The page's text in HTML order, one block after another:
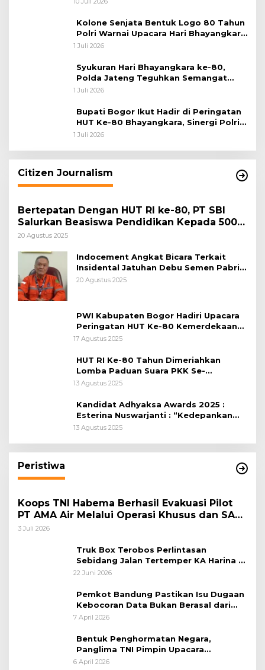
Kolone Senjata Bentuk Logo 80 Tahun
Polri Warnai Upacara Hari Bhayangkara
ke-80
1 Juli 2026
Syukuran Hari Bhayangkara ke-80,
Polda Jateng Teguhkan Semangat
Pengabdian dan Pererat Kebersamaan
1 Juli 2026
Bupati Bogor Ikut Hadir di Peringatan
HUT Ke-80 Bhayangkara, Sinergi Polri
dan Pemkab Bogor Jadi Kunci Menjaga
1 Juli 2026
Citizen Journalism
Bertepatan Dengan HUT RI ke-80, PT SBI
Salurkan Beasiswa Pendidikan Kepada 500
Pelajar
20 Agustus 2025
Indocement Angkat Bicara Terkait
Insidental Jatuhan Debu Semen Pabrik
Citeureup
20 Agustus 2025
PWI Kabupaten Bogor Hadiri Upacara
Peringatan HUT Ke-80 Kemerdekaan
RI, di Lapangan Tegar Beriman
17 Agustus 2025
HUT RI Ke-80 Tahun Dimeriahkan
Lomba Paduan Suara PKK Se-
Kabupaten Bogor
13 Agustus 2025
Kandidat Adhyaksa Awards 2025 :
Esterina Nuswarjanti : “Kedepankan
Keadilan Restoratif Wujudkan
13 Agustus 2025
Peristiwa
Koops TNI Habema Berhasil Evakuasi Pilot
PT AMA Air Melalui Operasi Khusus dan SAR
Taktis
3 Juli 2026
Truk Box Terobos Perlintasan
Sebidang Jalan Tertemper KA Harina di
Jalan Stasiun Poncol-Jrakah Semarang
22 Juni 2026
Pemkot Bandung Pastikan Isu Dugaan
Kebocoran Data Bukan Berasal dari
Server Disdukcapil
7 April 2026
Bentuk Penghormatan Negara,
Panglima TNI Pimpin Upacara
Pemakaman Militer
6 April 2026